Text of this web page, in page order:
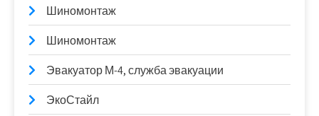
Шиномонтаж
Шиномонтаж
Эвакуатор М-4, служба эвакуации
ЭкоСтайл